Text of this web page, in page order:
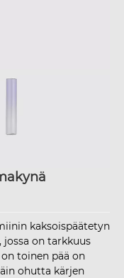
kaksoispäätetyn
on tarkkuus
toinen pää on
ohutta kärjen